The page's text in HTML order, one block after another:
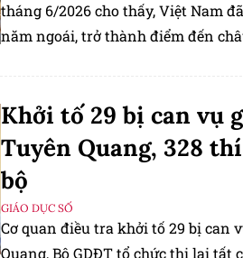
tháng 6/2026 cho thấy, Việt Nam
năm ngoái, trở thành điểm đến
Khởi tố 29 bị can vụ
Tuyên Quang, 328
bộ
GIÁO DỤC SỐ
Cơ quan điều tra khởi tố 29 bị can
Quang, Bộ GDĐT tổ chức thi lại tất